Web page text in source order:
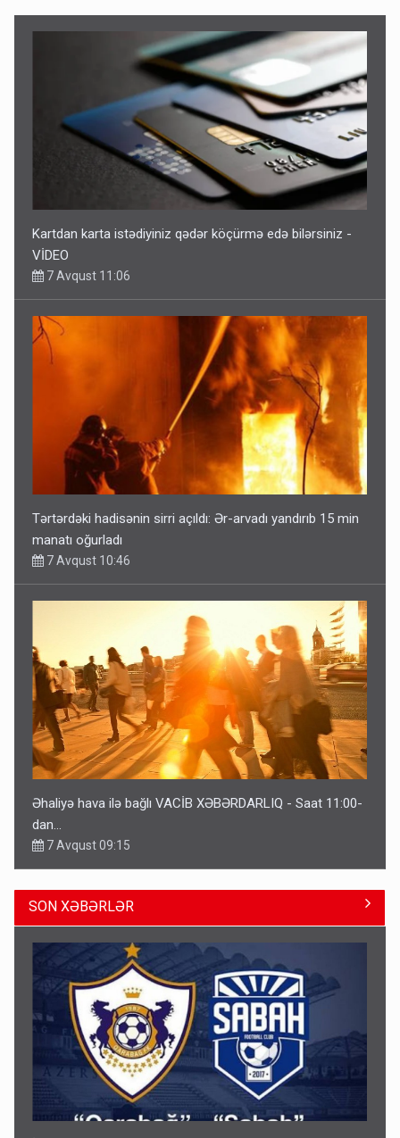
Kartdan karta istədiyiniz qədər köçürmə edə bilərsiniz -
VİDEO
7 Avqust 11:06
Tərtərdəki hadisənin sirri açıldı: Ər-arvadı yandırıb 15 min
manatı oğurladı
7 Avqust 10:46
Əhaliyə hava ilə bağlı VACİB XƏBƏRDARLIQ - Saat 11:00-
dan…
7 Avqust 09:15
Gedişi var, dönüşü yox: Bakı-Tbilisi-Bakı qatarına bilet
satışından böyük narazılıq
SON XƏBƏRLƏR